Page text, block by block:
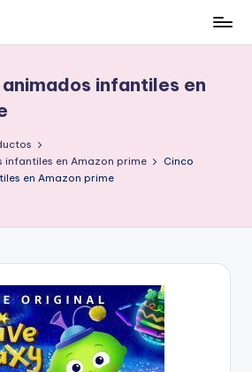
infantiles en
infantiles en Amazon prime
Cinco
en Amazon prime